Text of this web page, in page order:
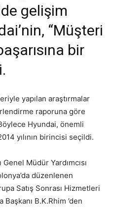
gelişim
“Müşteri
bir
yapılan araştırmalar
raporuna göre
Hyundai, önemli
yılının birincisi seçildi.
Müdür Yardımcısı
düzenlenen
Satış Sonrası Hizmetleri
B.K.Rhim ’den